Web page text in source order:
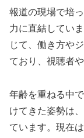
報道の現場で培
力に直結してい
じて、働き方や
ており、視聴者
年齢を重ねる中
けてきた姿勢は
ています。現在